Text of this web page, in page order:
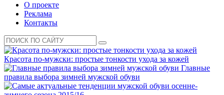
О проекте
Реклама
Контакты
Красота по-мужски: простые тонкости ухода за кожей
Главные
правила выбора зимней мужской обуви